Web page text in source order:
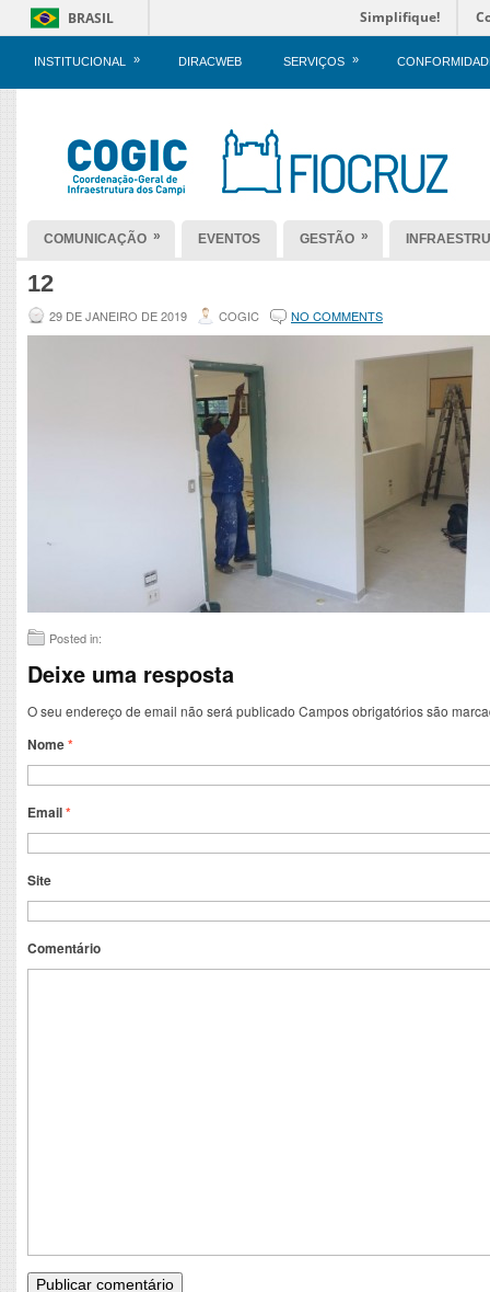
BRASIL Simplifique!
INSTITUCIONAL » DIRACWEB SERVIÇOS »
COMUNICAÇÃO » EVENTOS GESTÃO »
12
29 DE JANEIRO DE 2019 COGIC NO COMMENTS
Posted in:
Deixe uma resposta
O seu endereço de email não será publicado Campos obrigatórios são
Nome*
Email*
Site
Comentário